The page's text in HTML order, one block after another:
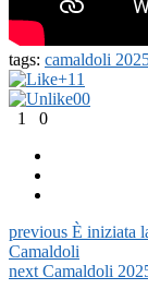
tags: camaldoli
+1 1
00
1
0
previous È iniziata
Camaldoli
next Camaldoli